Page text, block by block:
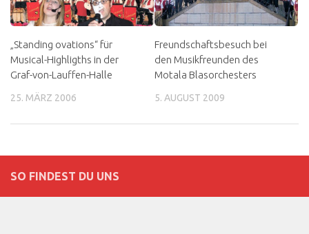
„Standing ovations“ für
Musical-Highligths in der
Graf-von-Lauffen-Halle
25. MÄRZ 2006
Freundschaftsbesuch bei
den Musikfreunden des
Motala Blasorchesters
5. AUGUST 2009
SO FINDEST DU UNS